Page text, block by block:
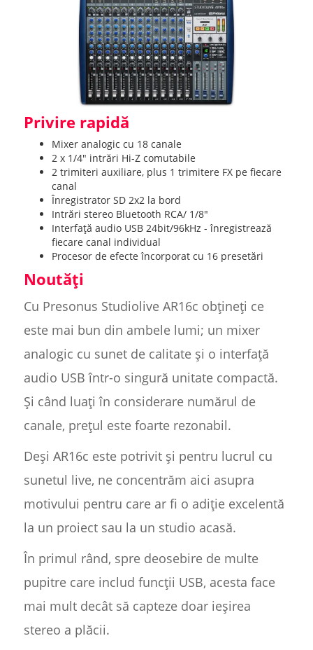
Privire rapidă
Mixer analogic cu 18 canale
2 x 1/4" intrări Hi-Z comutabile
2 trimiteri auxiliare, plus 1 trimitere FX pe fiecare
canal
Înregistrator SD 2x2 la bord
Intrări stereo Bluetooth RCA/ 1/8"
Interfață audio USB 24bit/96kHz - înregistrează
fiecare canal individual
Procesor de efecte încorporat cu 16 presetări
Noutăți
Cu Presonus Studiolive AR16c obțineți ce
este mai bun din ambele lumi; un mixer
analogic cu sunet de calitate și o interfață
audio USB într-o singură unitate compactă.
Și când luați în considerare numărul de
canale, prețul este foarte rezonabil.
Deși AR16c este potrivit și pentru lucrul cu
sunetul live, ne concentrăm aici asupra
motivului pentru care ar fi o adiție excelentă
la un proiect sau la un studio acasă.
În primul rând, spre deosebire de multe
pupitre care includ funcții USB, acesta face
mai mult decât să capteze doar ieșirea
stereo a plăcii.